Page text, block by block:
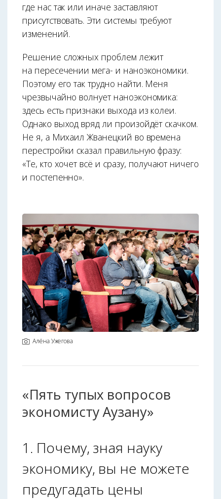
где нас так или иначе заставляют
присутствовать. Эти системы требуют
изменений.
Решение сложных проблем лежит
на пересечении мега- и наноэкономики.
Поэтому его так трудно найти. Меня
чрезвычайно волнует наноэкономика:
здесь есть признаки выхода из колеи.
Однако выход вряд ли произойдёт скачком.
Не я, а Михаил Жванецкий во времена
перестройки сказал правильную фразу:
«Те, кто хочет всё и сразу, получают ничего
и постепенно».
Алёна Ужегова
«Пять тупых вопросов
экономисту Аузану»
1. Почему, зная науку
экономику, вы не можете
предугадать цены